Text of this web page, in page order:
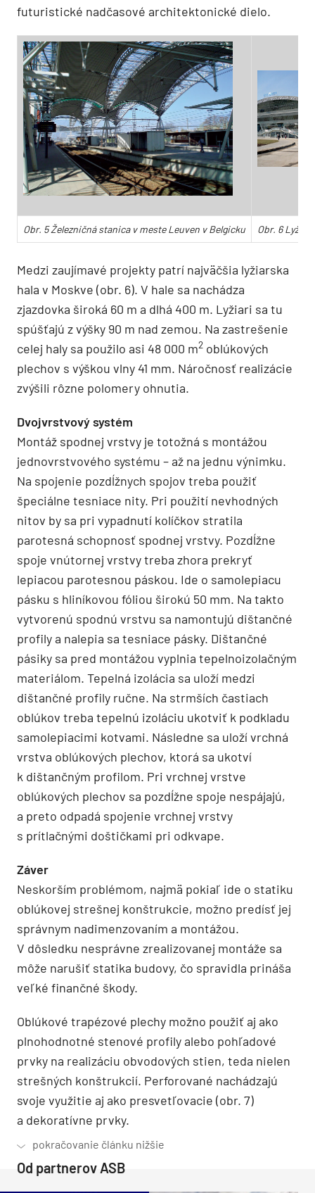
futuristické nadčasové architektonické dielo.
Obr. 5 Železničná stanica v meste Leuven v Belgicku Obr. 6
Medzi zaujímavé projekty patrí najväčšia lyžiarska
hala v Moskve (obr. 6). V hale sa nachádza
zjazdovka široká 60 m a dlhá 400 m. Lyžiari sa tu
spúšťajú z výšky 90 m nad zemou. Na zastrešenie
celej haly sa použilo asi 48 000 m2 oblúkových
plechov s výškou vlny 41 mm. Náročnosť realizácie
zvýšili rôzne polomery ohnutia.
Dvojvrstvový systém
Montáž spodnej vrstvy je totožná s montážou
jednovrstvového systému – až na jednu výnimku.
Na spojenie pozdĺžnych spojov treba použiť
špeciálne tesniace nity. Pri použití nevhodných
nitov by sa pri vypadnutí kolíčkov stratila
parotesná schopnosť spodnej vrstvy. Pozdĺžne
spoje vnútornej vrstvy treba zhora prekryť
lepiacou parotesnou páskou. Ide o samolepiacu
pásku s hliníkovou fóliou širokú 50 mm. Na takto
vytvorenú spodnú vrstvu sa namontujú dištančné
profily a nalepia sa tesniace pásky. Dištančné
pásiky sa pred montážou vyplnia tepelnoizolačným
materiálom. Tepelná izolácia sa uloží medzi
dištančné profily ručne. Na strmších častiach
oblúkov treba tepelnú izoláciu ukotviť k podkladu
samolepiacimi kotvami. Následne sa uloží vrchná
vrstva oblúkových plechov, ktorá sa ukotví
k dištančným profilom. Pri vrchnej vrstve
oblúkových plechov sa pozdĺžne spoje nespájajú,
a preto odpadá spojenie vrchnej vrstvy
s prítlačnými doštičkami pri odkvape.
Záver
Neskorším problémom, najmä pokiaľ ide o statiku
oblúkovej strešnej konštrukcie, možno predísť jej
správnym nadimenzovaním a montážou.
V dôsledku nesprávne zrealizovanej montáže sa
môže narušiť statika budovy, čo spravidla prináša
veľké finančné škody.
Oblúkové trapézové plechy možno použiť aj ako
plnohodnotné stenové profily alebo pohľadové
prvky na realizáciu obvodových stien, teda nielen
strešných konštrukcií. Perforované nachádzajú
svoje využitie aj ako presvetľovacie (obr. 7)
a dekoratívne prvky.
Od partnerov ASB